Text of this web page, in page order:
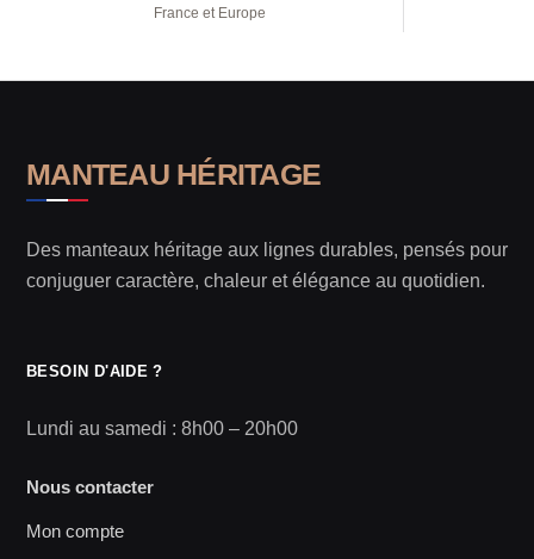
France et Europe
MANTEAU HÉRITAGE
Des manteaux héritage aux lignes durables, pensés pour
conjuguer caractère, chaleur et élégance au quotidien.
BESOIN D'AIDE ?
Lundi au samedi : 8h00 – 20h00
Nous contacter
Mon compte